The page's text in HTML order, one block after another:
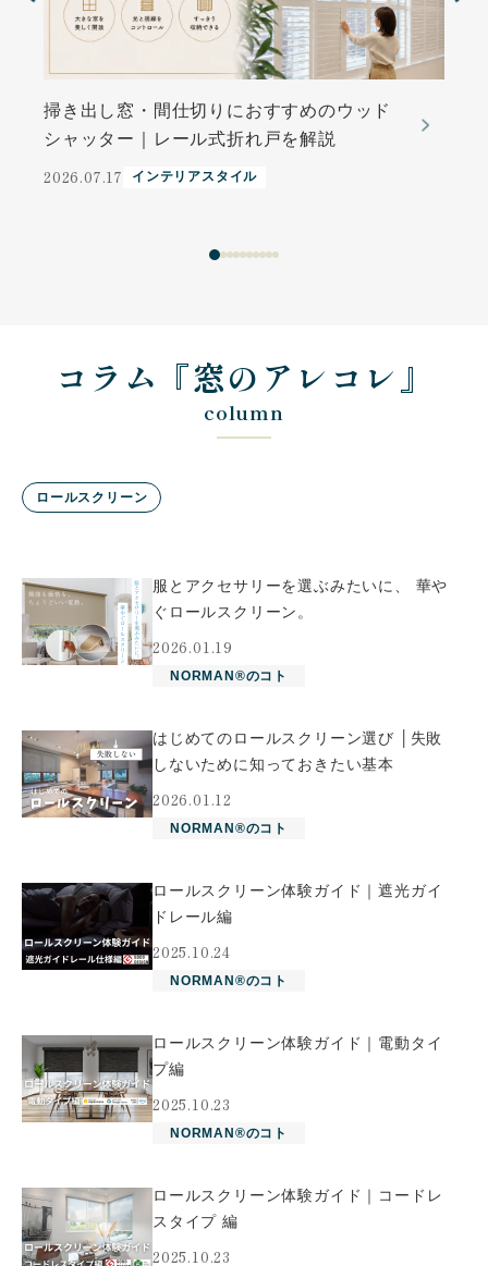
掃き出し窓・間仕切りにおすすめのウッド
シャッター｜レール式折れ戸を解説
2026.07.17 インテリアスタイル
コラム『窓のアレコレ』
column
ロールスクリーン
服とアクセサリーを選ぶみたいに、 華や
ぐロールスクリーン。
2026.01.19
NORMAN®のコト
はじめてのロールスクリーン選び │失敗
しないために知っておきたい基本
2026.01.12
NORMAN®のコト
ロールスクリーン体験ガイド｜遮光ガイ
ドレール編
2025.10.24
NORMAN®のコト
ロールスクリーン体験ガイド｜電動タイ
プ編
2025.10.23
NORMAN®のコト
ロールスクリーン体験ガイド｜コードレ
スタイプ 編
2025.10.23